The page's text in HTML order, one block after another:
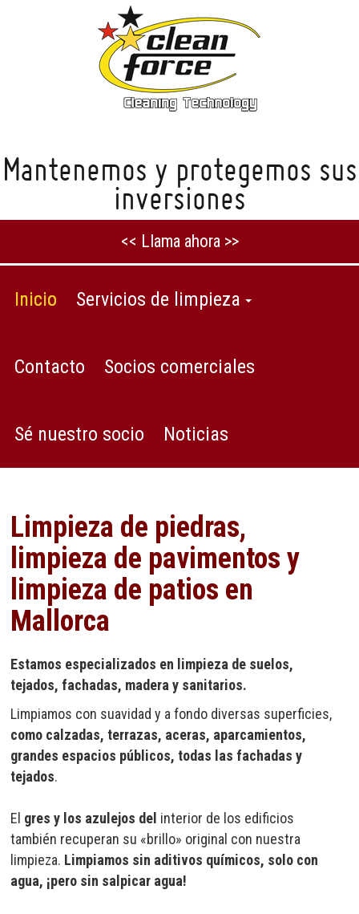
Mantenemos y protegemos sus
inversiones
<< Llama ahora >>
Inicio Servicios de limpieza
Contacto Socios comerciales
Sé nuestro socio Noticias
Limpieza de piedras,
limpieza de pavimentos y
limpieza de patios en
Mallorca
Estamos especializados en limpieza de suelos,
tejados, fachadas, madera y sanitarios.
Limpiamos con suavidad y a fondo diversas superficies,
como calzadas, terrazas, aceras, aparcamientos,
grandes espacios públicos, todas las fachadas y
tejados.
El gres y los azulejos del interior de los edificios
también recuperan su «brillo» original con nuestra
limpieza. Limpiamos sin aditivos químicos, solo con
agua, ¡pero sin salpicar agua!